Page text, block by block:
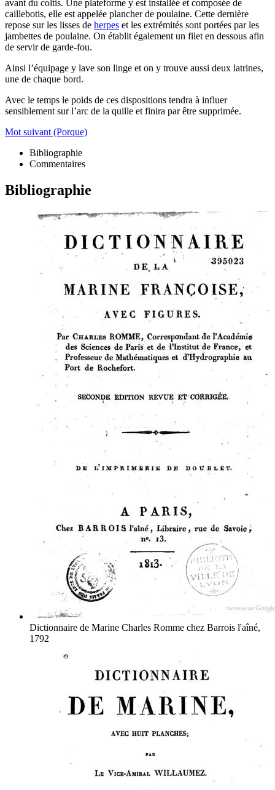
avant du coltis. Une plateforme y est installée et composée de
caillebotis, elle est appelée plancher de poulaine. Cette dernière
repose sur les lisses de herpes et les extrémités sont portées par les
jambettes de poulaine. On établit également un filet en dessous afin
de servir de garde-fou.
Ainsi l’équipage y lave son linge et on y trouve aussi deux latrines,
une de chaque bord.
Avec le temps le poids de ces dispositions tendra à influer
sensiblement sur l’arc de la quille et finira par être supprimée.
Mot suivant (Porque)
Bibliographie
Commentaires
Bibliographie
Dictionnaire de Marine Charles Romme chez Barrois l'aîné,
1792